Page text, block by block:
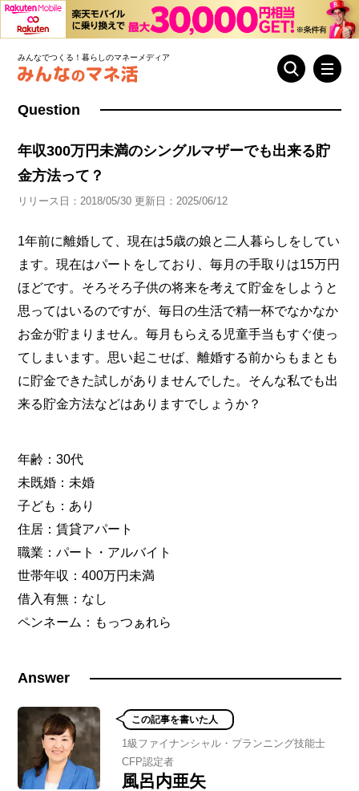
みんなでつくる！暮らしのマネーメディア
Question
年収300万円未満のシングルマザーでも出来る貯
金方法って？
リリース日：2018/05/30 更新日：2025/06/12
1年前に離婚して、現在は5歳の娘と二人暮らしをしてい
ます。現在はパートをしており、毎月の手取りは15万円
ほどです。そろそろ子供の将来を考えて貯金をしようと
思ってはいるのですが、毎日の生活で精一杯でなかなか
お金が貯まりません。毎月もらえる児童手当もすぐ使っ
てしまいます。思い起こせば、離婚する前からもまとも
に貯金できた試しがありませんでした。そんな私でも出
来る貯金方法などはありますでしょうか？
年齢：30代
未既婚：未婚
子ども：あり
住居：賃貸アパート
職業：パート・アルバイト
世帯年収：400万円未満
借入有無：なし
ペンネーム：もっつぁれら
Answer
この記事を書いた人
1級ファイナンシャル・プランニング技能士
CFP認定者
風呂内亜矢